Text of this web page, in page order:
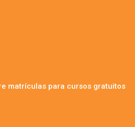
matrículas para cursos gratuitos